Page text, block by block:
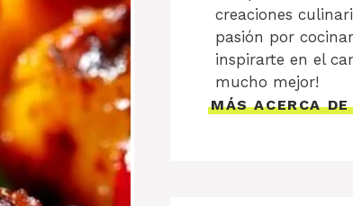
creaciones
pasión por
inspirarte en el
mucho mejor!
MÁS ACERCA